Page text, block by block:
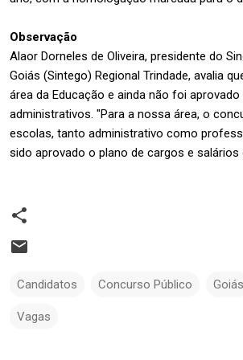
Observação
Alaor Dorneles de Oliveira, presidente do
Goiás (Sintego) Regional Trindade, avalia
área da Educação e ainda não foi
administrativos. "Para a nossa área, o
escolas, tanto administrativo como
sido aprovado o plano de cargos e
Candidatos Concurso Público Goiás
Vagas